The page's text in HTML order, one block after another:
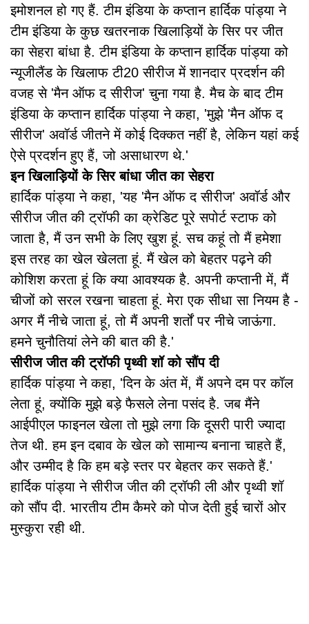
इमोशनल हो गए हैं. टीम इंडिया के कप्तान हार्दिक पांड्या ने
टीम इंडिया के कुछ खतरनाक खिलाड़ियों के सिर पर जीत
का सेहरा बांधा है. टीम इंडिया के कप्तान हार्दिक पांड्या को
न्यूजीलैंड के खिलाफ टी20 सीरीज में शानदार प्रदर्शन की
वजह से 'मैन ऑफ द सीरीज' चुना गया है. मैच के बाद टीम
इंडिया के कप्तान हार्दिक पांड्या ने कहा, 'मुझे 'मैन ऑफ द
सीरीज' अवॉर्ड जीतने में कोई दिक्कत नहीं है, लेकिन यहां कई
ऐसे प्रदर्शन हुए हैं, जो असाधारण थे.'
इन खिलाड़ियों के सिर बांधा जीत का सेहरा
हार्दिक पांड्या ने कहा, 'यह 'मैन ऑफ द सीरीज' अवॉर्ड और
सीरीज जीत की ट्रॉफी का क्रेडिट पूरे सपोर्ट स्टाफ को
जाता है, मैं उन सभी के लिए खुश हूं. सच कहूं तो मैं हमेशा
इस तरह का खेल खेलता हूं. मैं खेल को बेहतर पढ़ने की
कोशिश करता हूं कि क्या आवश्यक है. अपनी कप्तानी में, मैं
चीजों को सरल रखना चाहता हूं. मेरा एक सीधा सा नियम है -
अगर मैं नीचे जाता हूं, तो मैं अपनी शर्तों पर नीचे जाऊंगा.
हमने चुनौतियां लेने की बात की है.'
सीरीज जीत की ट्रॉफी पृथ्वी शॉ को सौंप दी
हार्दिक पांड्या ने कहा, 'दिन के अंत में, मैं अपने दम पर कॉल
लेता हूं, क्योंकि मुझे बड़े फैसले लेना पसंद है. जब मैंने
आईपीएल फाइनल खेला तो मुझे लगा कि दूसरी पारी ज्यादा
तेज थी. हम इन दबाव के खेल को सामान्य बनाना चाहते हैं,
और उम्मीद है कि हम बड़े स्तर पर बेहतर कर सकते हैं.'
हार्दिक पांड्या ने सीरीज जीत की ट्रॉफी ली और पृथ्वी शॉ
को सौंप दी. भारतीय टीम कैमरे को पोज देती हुई चारों ओर
मुस्कुरा रही थी.